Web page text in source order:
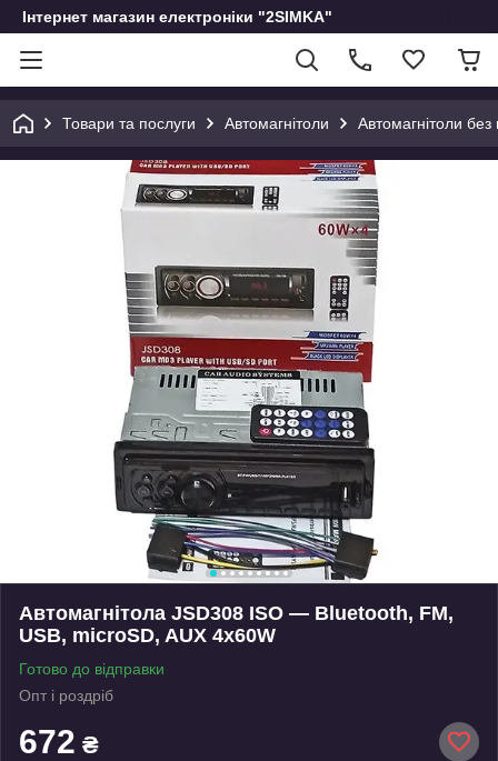
Інтернет магазин електроніки "2SIMKA"
Товари та послуги Автомагнітоли Автомагнітоли
Автомагнітола JSD308 ISO — Bluetooth, FM,
USB, microSD, AUX 4x60W
Готово до відправки
Опт і роздріб
672 ₴